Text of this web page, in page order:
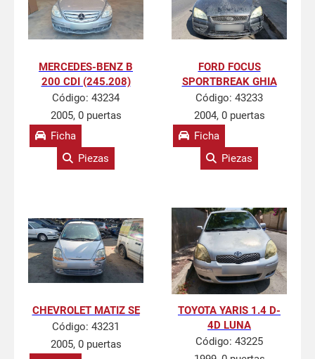
MERCEDES-BENZ B
200 CDI (245.208)
Código: 43234
2005, 0 puertas
Ficha
Piezas
FORD FOCUS
SPORTBREAK GHIA
Código: 43233
2004, 0 puertas
Ficha
Piezas
CHEVROLET MATIZ SE
Código: 43231
2005, 0 puertas
TOYOTA YARIS 1.4 D-
4D LUNA
Código: 43225